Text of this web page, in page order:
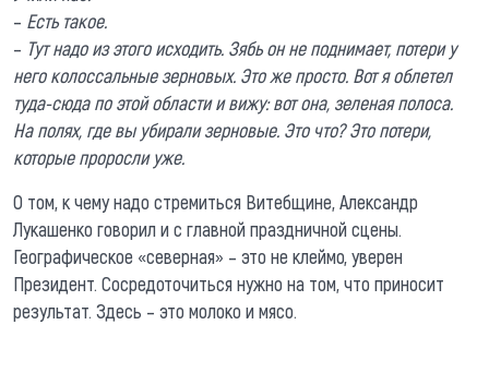
– Есть такое.
– Тут надо из этого исходить. Зябь он не поднимает, потери у
него колоссальные зерновых. Это же просто. Вот я облетел
туда-сюда по этой области и вижу: вот она, зеленая полоса.
На полях, где вы убирали зерновые. Это что? Это потери,
которые проросли уже.
О том, к чему надо стремиться Витебщине, Александр
Лукашенко говорил и с главной праздничной сцены.
Географическое «северная» – это не клеймо, уверен
Президент. Сосредоточиться нужно на том, что приносит
результат. Здесь – это молоко и мясо.